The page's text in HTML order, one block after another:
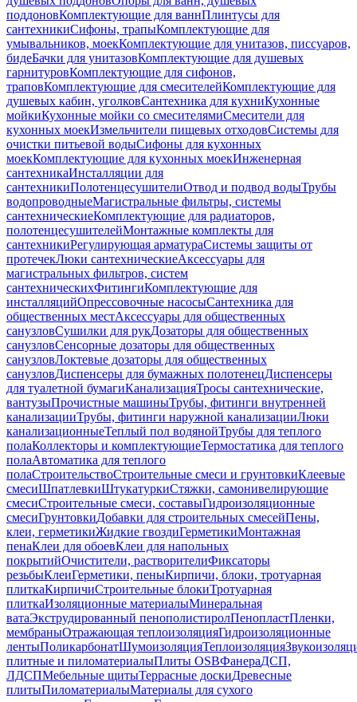
поддоновКомплектующие для ваннПлинтусы для
сантехникиСифоны, трапыКомплектующие для
умывальников, моекКомплектующие для унитазов, писсуаров,
бидеБачки для унитазовКомплектующие для душевых
гарнитуровКомплектующие для сифонов,
траповКомплектующие для смесителейКомплектующие для
душевых кабин, уголковСантехника для кухниКухонные
мойкиКухонные мойки со смесителямиСмесители для
кухонных моекИзмельчители пищевых отходовСистемы для
очистки питьевой водыСифоны для кухонных
моекКомплектующие для кухонных моекИнженерная
сантехникаИнсталляции для
сантехникиПолотенцесушителиОтвод и подвод водыТрубы
водопроводныеМагистральные фильтры, системы
сантехническиеКомплектующие для радиаторов,
полотенцесушителейМонтажные комплекты для
сантехникиРегулирующая арматураСистемы защиты от
протечекЛюки сантехническиеАксессуары для
магистральных фильтров, систем
сантехническихФитингиКомплектующие для
инсталляцийОпрессовочные насосыСантехника для
общественных местАксессуары для общественных
санузловСушилки для рукДозаторы для общественных
санузловСенсорные дозаторы для общественных
санузловЛоктевые дозаторы для общественных
санузловДиспенсеры для бумажных полотенецДиспенсеры
для туалетной бумагиКанализацияТросы сантехнические,
вантузыПрочистные машиныТрубы, фитинги внутренней
канализацииТрубы, фитинги наружной канализацииЛюки
канализационныеТеплый пол водянойТрубы для теплого
полаКоллекторы и комплектующиеТермостатика для теплого
полаАвтоматика для теплого
полаСтроительствоСтроительные смеси и грунтовкиКлеевые
смесиШпатлевкиШтукатуркиСтяжки, самонивелирующие
смесиСтроительные смеси, составыГидроизоляционные
смесиГрунтовкиДобавки для строительных смесейПены,
клеи, герметикиЖидкие гвоздиГерметикиМонтажная
пенаКлеи для обоевКлеи для напольных
покрытийОчистители, растворителиФиксаторы
резьбыКлеиГерметики, пеныКирпичи, блоки, тротуарная
плиткаКирпичиСтроительные блокиТротуарная
плиткаИзоляционные материалыМинеральная
ватаЭкструдированный пенополистиролПенопластПленки,
мембраныОтражающая теплоизоляцияГидроизоляционные
лентыПоликарбонатШумоизоляцияТеплоизоляция
плитные и пиломатериалыПлиты OSBФанераДСП,
ЛДСПМебельные щитыТеррасные доскиДревесные
плитыПиломатериалыМатериалы для сухого